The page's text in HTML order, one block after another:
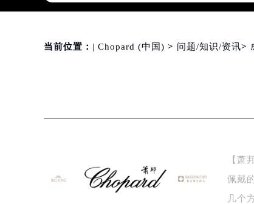
徐州市鼓楼区淮海东路29号苏
盐城市盐都区世纪大道5号盐城
宁波市江北区大闸南路500号来
南昌市红谷滩新区红谷中大道
济南市历下区经十路11111号华
广州市天河区天河路230号万菱
当前位置： | Chopard (中国) > 问题/知识/资讯>
【萧
佩戴
几个